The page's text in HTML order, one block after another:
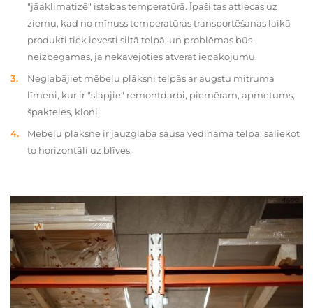
"jāaklimatizē" istabas temperatūrā. Īpaši tas attiecas uz
ziemu, kad no mīnuss temperatūras transportēšanas laikā
produkti tiek ievesti siltā telpā, un problēmas būs
neizbēgamas, ja nekavējoties atverat iepakojumu.
Neglabājiet mēbeļu plāksni telpās ar augstu mitruma
līmeni, kur ir "slapjie" remontdarbi, piemēram, apmetums,
špakteles, kloni.
Mēbeļu plāksne ir jāuzglabā sausā vēdināmā telpā, saliekot
to horizontāli uz blīves.